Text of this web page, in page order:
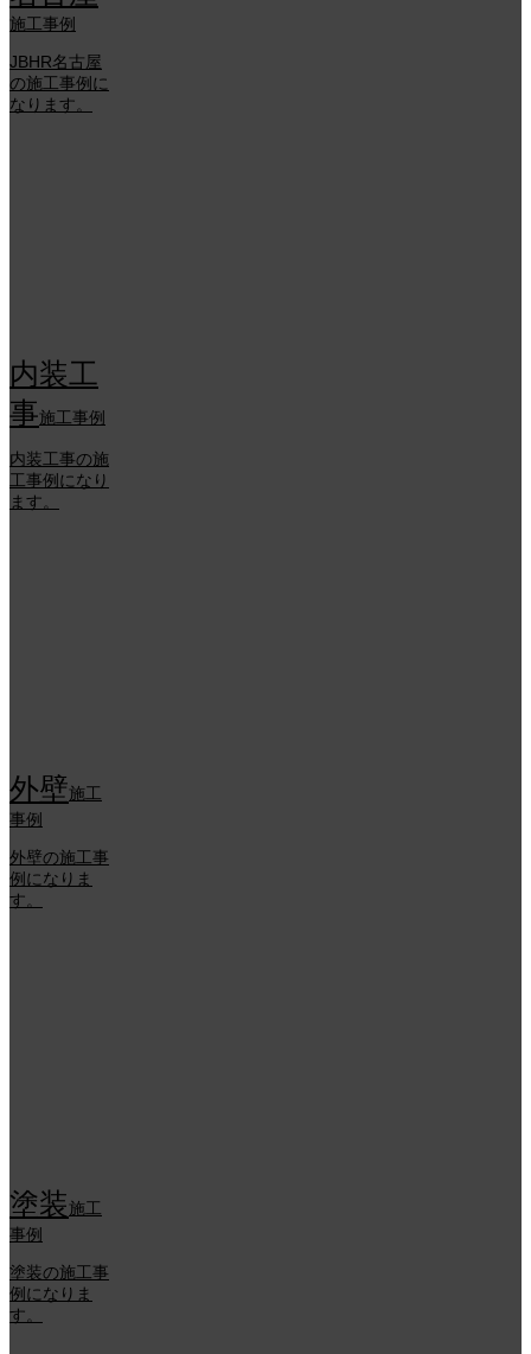
施工事例
JBHR名古屋
の施工事例に
なります。
内装工
事施工事例
内装工事の施
工事例になり
ます。
外壁施工
事例
外壁の施工事
例になりま
す。
塗装施工
事例
塗装の施工事
例になりま
す。